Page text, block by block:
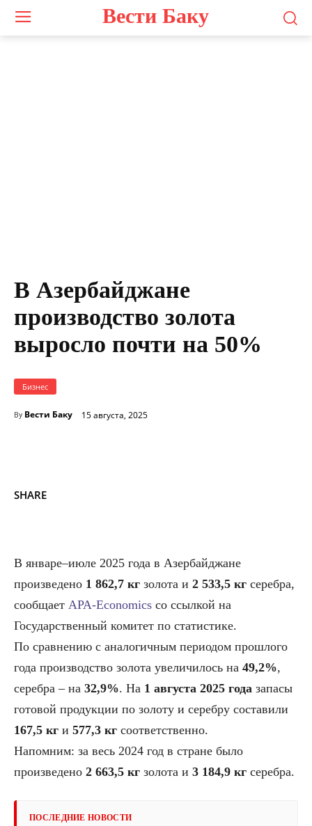
Вести Баку
В Азербайджане
производство золота
выросло почти на 50%
Бизнес
By Вести Баку 15 августа, 2025
SHARE
В январе–июле 2025 года в Азербайджане
произведено 1 862,7 кг золота и 2 533,5 кг серебра,
сообщает APA-Economics со ссылкой на
Государственный комитет по статистике.
По сравнению с аналогичным периодом прошлого
года производство золота увеличилось на 49,2%,
серебра – на 32,9%. На 1 августа 2025 года запасы
готовой продукции по золоту и серебру составили
167,5 кг и 577,3 кг соответственно.
Напомним: за весь 2024 год в стране было
произведено 2 663,5 кг золота и 3 184,9 кг серебра.
ПОСЛЕДНИЕ НОВОСТИ